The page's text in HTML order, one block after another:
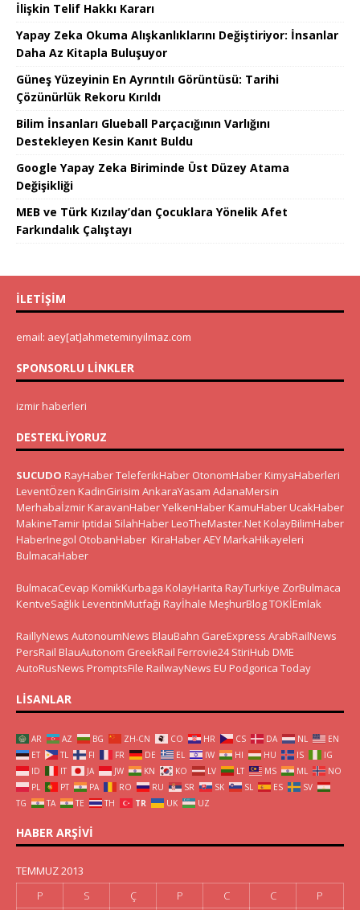
İlişkin Telif Hakkı Kararı
Yapay Zeka Okuma Alışkanlıklarını Değiştiriyor: İnsanlar
Daha Az Kitapla Buluşuyor
Güneş Yüzeyinin En Ayrıntılı Görüntüsü: Tarihi
Çözünürlük Rekoru Kırıldı
Bilim İnsanları Glueball Parçacığının Varlığını
Destekleyen Kesin Kanıt Buldu
Google Yapay Zeka Biriminde Üst Düzey Atama
Değişikliği
MEB ve Türk Kızılay’dan Çocuklara Yönelik Afet
Farkındalık Çalıştayı
İLETIŞIM
email: aey[at]ahmeteminyilmaz.com
SPONSORLU LINKLER
izmir haberleri
DESTEKLIYORUZ
SUCUDO RayHaberTeleferikHaber OtonomHaber KimyaHaberleri
LeventÖzen KadinGirisim AnkaraYasam AdanaMersin
Merhabaİzmir KaravanHaberYelkenHaber KamuHaber UcakHaber
MakineTamir Iptidai SilahHaber LeoTheMaster.Net KolayBilimHaber
HaberInegol OtobanHaber KiraHaberAEY MarkaHikayeleri
BulmacaHaber
BulmacaCevap KomikKurbaga KolayHarita RayTurkiye ZorBulmaca
KentveSağlık LeventinMutfağı Rayİhale MeşhurBlogTOKİEmlak
RaillyNews AutonoumNews BlauBahn GareExpress ArabRailNews
PersRail BlauAutonom GreekRail Ferrovie24 StiriHub DME
AutoRusNews PromptsFile RailwayNews EU Podgorica Today
LISANLAR
AR AZ BG ZH-CN CO HR CS DA NL
EN
ET
TL FI FR DE EL IW HI HU IS
IG
ID
IT JA JW KN KO LV LT MS ML
NO
PL
PT PA RO RU SR SK SL ES
SV
TG
TA TE TH TR UK UZ
HABER ARŞIVI
TEMMUZ 2013
P
S Ç P C C P